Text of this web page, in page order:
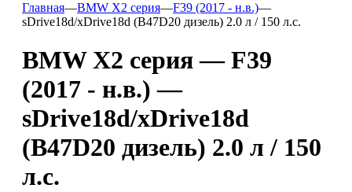
Главная—BMW X2 серия—F39 (2017 - н.в.)—
sDrive18d/xDrive18d (B47D20 дизель) 2.0 л / 150 л.с.
BMW X2 серия — F39
(2017 - н.в.) —
sDrive18d/xDrive18d
(B47D20 дизель) 2.0 л / 150
л.с.